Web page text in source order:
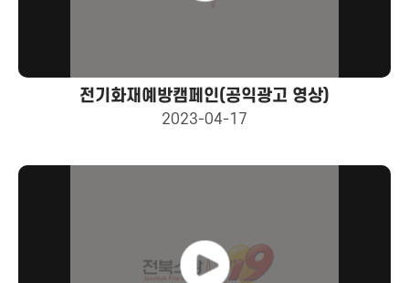
전기화재예방캠페인(공익광고 영상)
2023-04-17